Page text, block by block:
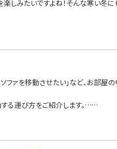
楽しみたいですよね！そんな寒い冬
ファを移動させたい」など、お部
する運び方をご紹介します。……